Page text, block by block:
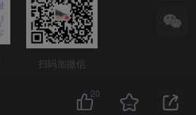
扫码加微信
20